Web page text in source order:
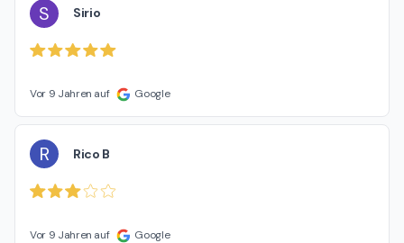
S Sirio
Vor 9 Jahren auf Google
R Rico B
Vor 9 Jahren auf Google